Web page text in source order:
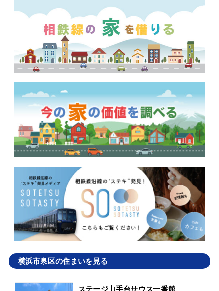
横浜市泉区の住まいを見る
ステージ山手台サウス一番館